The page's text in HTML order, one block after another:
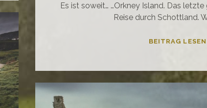
Es ist soweit… …Orkney Island. Das
Reise durch Schottland.
BEITRAG LESEN